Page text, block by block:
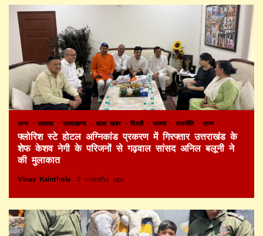
अन्य अपराध उत्तराखण्ड खास खबर दिल्ली भाजपा राजनीति राज्य
फ्लोरिश स्टे होटल अग्निकांड प्रकरण में गिरफ्तार उत्तराखंड के
शेफ केशव नेगी के परिजनों से गढ़वाल सांसद अनिल बलूनी ने
की मुलाकात
Vinay Kainthola 2 months ago